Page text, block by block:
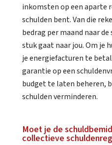
inkomsten op een aparte
schulden bent. Van die
bedrag per maand naar
stuk gaat naar jou. Om je
je energiefacturen te
garantie op een
budget te laten beheren,
schulden verminderen.
Moet je de
collectieve